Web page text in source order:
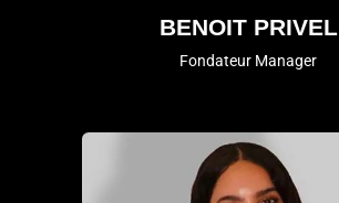
BENOIT PRIVEL
Fondateur Manager